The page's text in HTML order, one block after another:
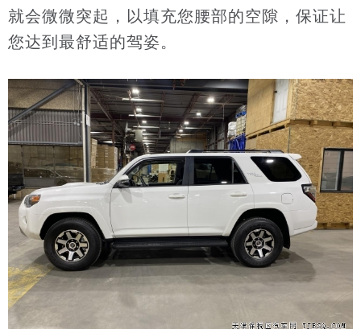
就会微微突起，以填充您腰部的空隙，保证让
您达到最舒适的驾姿。